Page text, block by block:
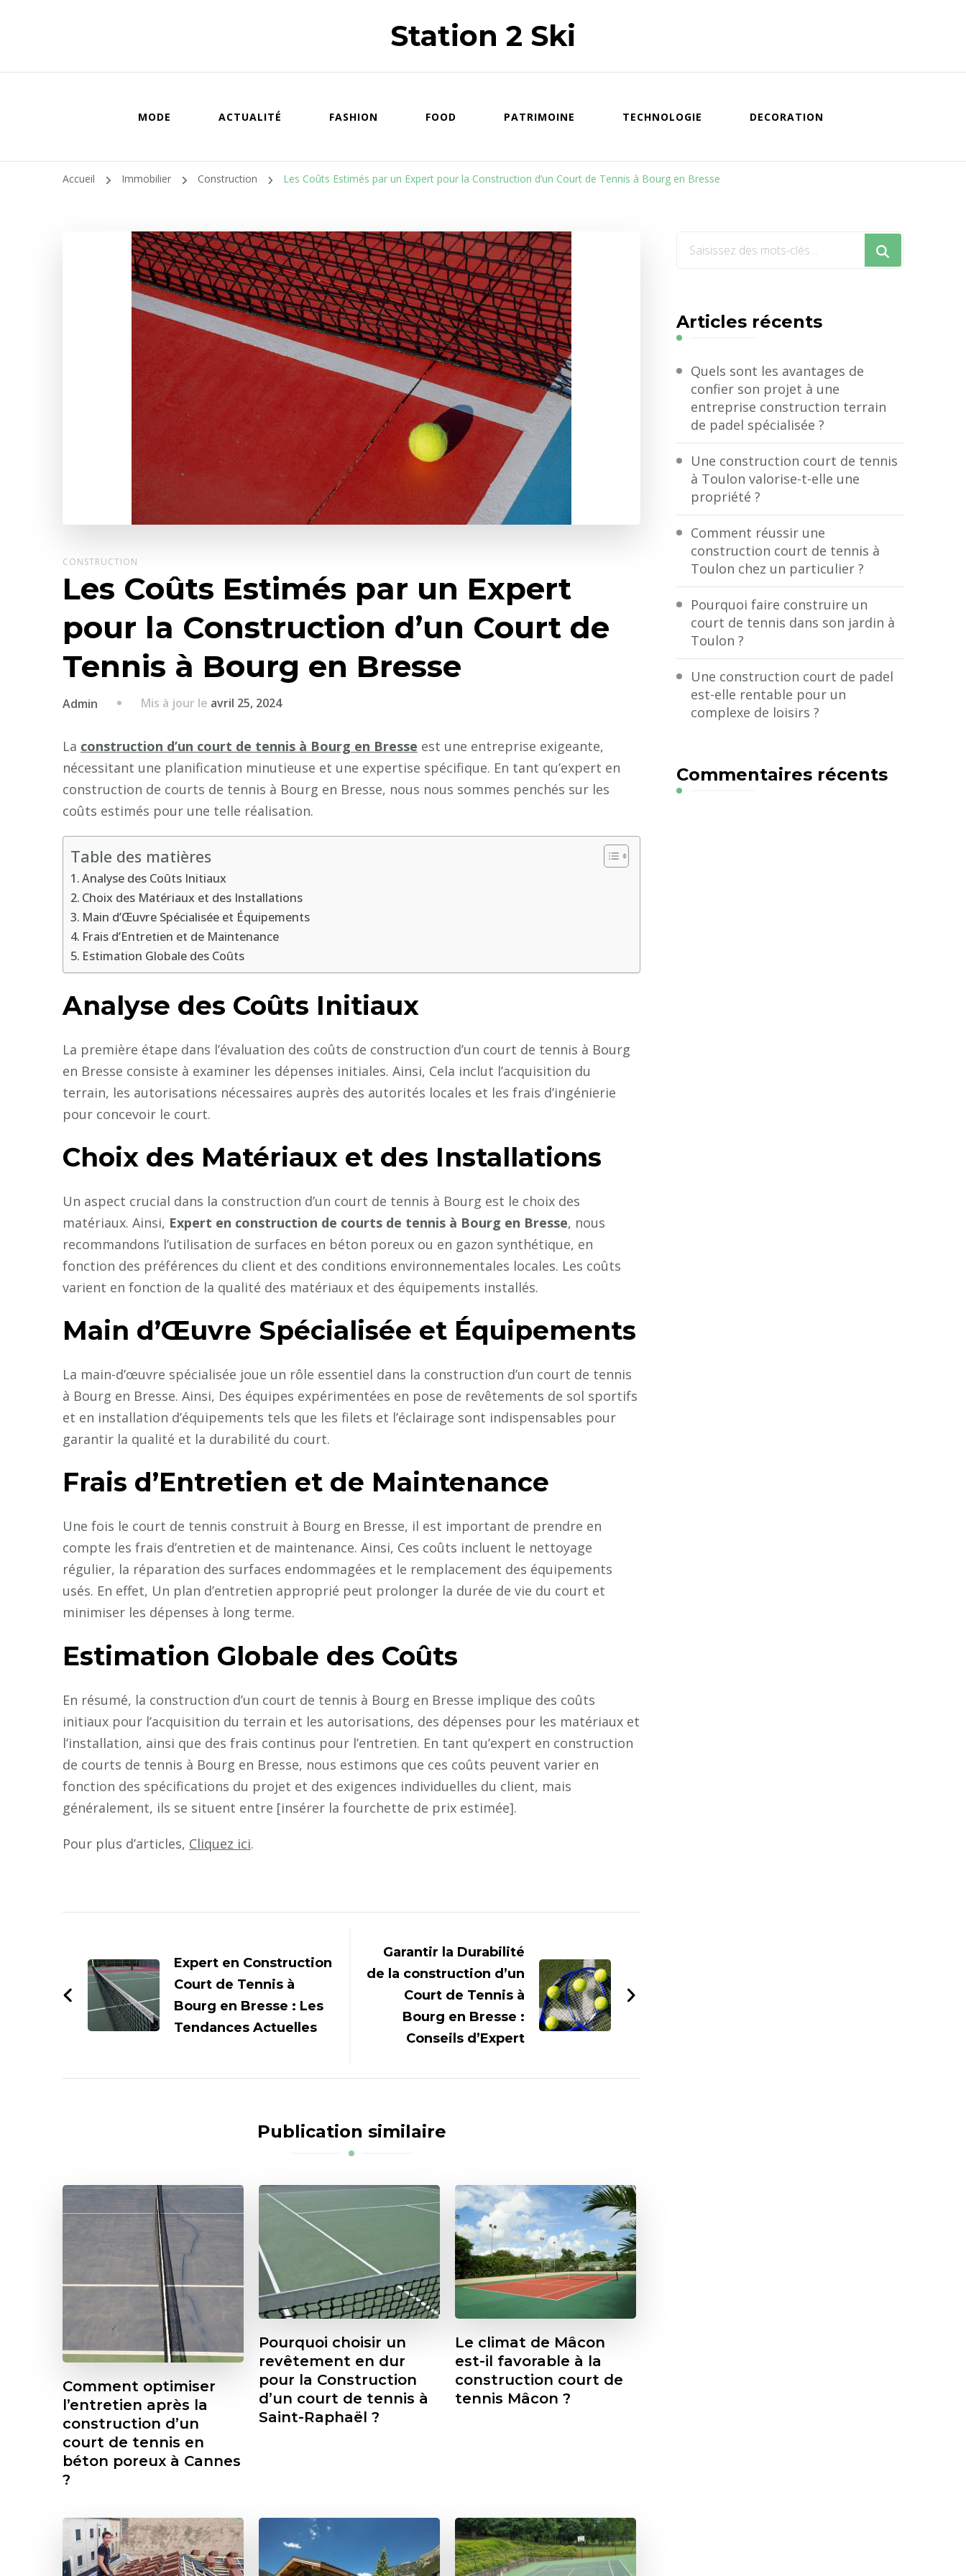
Station 2 Ski
MODE ACTUALITÉ FASHION FOOD PATRIMOINE TECHNOLOGIE DECORATION
Accueil Immobilier Construction Les Coûts Estimés par un Expert pour la Construction d’un Court de Tennis à Bourg en Bresse
CONSTRUCTION
Les Coûts Estimés par un Expert
pour la Construction d’un Court de
Tennis à Bourg en Bresse
Admin Mis à jour le avril 25, 2024
La construction d’un court de tennis à Bourg en Bresse est une entreprise exigeante,
nécessitant une planification minutieuse et une expertise spécifique. En tant qu’expert en
construction de courts de tennis à Bourg en Bresse, nous nous sommes penchés sur les
coûts estimés pour une telle réalisation.
Table des matières
Analyse des Coûts Initiaux
Choix des Matériaux et des Installations
Main d’Œuvre Spécialisée et Équipements
Frais d’Entretien et de Maintenance
Estimation Globale des Coûts
Analyse des Coûts Initiaux
La première étape dans l’évaluation des coûts de construction d’un court de tennis à Bourg
en Bresse consiste à examiner les dépenses initiales. Ainsi, Cela inclut l’acquisition du
terrain, les autorisations nécessaires auprès des autorités locales et les frais d’ingénierie
pour concevoir le court.
Choix des Matériaux et des Installations
Un aspect crucial dans la construction d’un court de tennis à Bourg est le choix des
matériaux. Ainsi, Expert en construction de courts de tennis à Bourg en Bresse, nous
recommandons l’utilisation de surfaces en béton poreux ou en gazon synthétique, en
fonction des préférences du client et des conditions environnementales locales. Les coûts
varient en fonction de la qualité des matériaux et des équipements installés.
Main d’Œuvre Spécialisée et Équipements
La main-d’œuvre spécialisée joue un rôle essentiel dans la construction d’un court de tennis
à Bourg en Bresse. Ainsi, Des équipes expérimentées en pose de revêtements de sol sportifs
et en installation d’équipements tels que les filets et l’éclairage sont indispensables pour
garantir la qualité et la durabilité du court.
Frais d’Entretien et de Maintenance
Une fois le court de tennis construit à Bourg en Bresse, il est important de prendre en
compte les frais d’entretien et de maintenance. Ainsi, Ces coûts incluent le nettoyage
régulier, la réparation des surfaces endommagées et le remplacement des équipements
usés. En effet, Un plan d’entretien approprié peut prolonger la durée de vie du court et
minimiser les dépenses à long terme.
Estimation Globale des Coûts
En résumé, la construction d’un court de tennis à Bourg en Bresse implique des coûts
initiaux pour l’acquisition du terrain et les autorisations, des dépenses pour les matériaux et
l’installation, ainsi que des frais continus pour l’entretien. En tant qu’expert en construction
de courts de tennis à Bourg en Bresse, nous estimons que ces coûts peuvent varier en
fonction des spécifications du projet et des exigences individuelles du client, mais
généralement, ils se situent entre [insérer la fourchette de prix estimée].
Pour plus d’articles, Cliquez ici.
d'article
Expert en Construction
Court de Tennis à
Bourg en Bresse : Les
Tendances Actuelles
Garantir la Durabilité
de la construction d’un
Court de Tennis à
Bourg en Bresse :
Conseils d’Expert
Publication similaire
Comment optimiser
l’entretien après la
construction d’un
court de tennis en
béton poreux à Cannes
?
Pourquoi choisir un
revêtement en dur
pour la Construction
d’un court de tennis à
Saint-Raphaël ?
Le climat de Mâcon
est-il favorable à la
construction court de
tennis Mâcon ?
Vous
?
Articles récents
Quels sont les avantages de
confier son projet à une
entreprise construction terrain
de padel spécialisée ?
Une construction court de tennis
à Toulon valorise-t-elle une
propriété ?
Comment réussir une
construction court de tennis à
Toulon chez un particulier ?
Pourquoi faire construire un
court de tennis dans son jardin à
Toulon ?
Une construction court de padel
est-elle rentable pour un
complexe de loisirs ?
Commentaires récents